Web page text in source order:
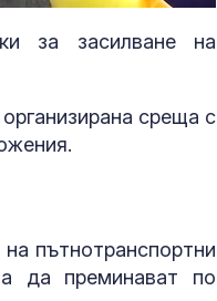
за засилване на
среща с
пътнотранспортни
да преминават по
Топлинен удар и